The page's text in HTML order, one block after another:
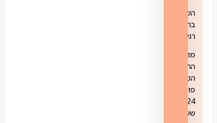
השיחה
בתשלום
רגיל.
מוקד
התמיכה
הטכנית
פועל
24
שעות